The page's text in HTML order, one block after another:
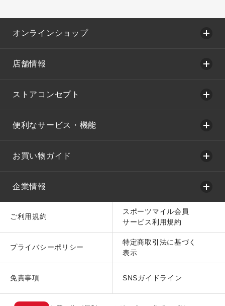
オンラインショップ
店舗情報
ストアコンセプト
便利なサービス・機能
お買い物ガイド
企業情報
ご利用規約
スポーツマイル会員
サービス利用規約
プライバシーポリシー
特定商取引法に基づく
表示
免責事項 SNSガイドライン